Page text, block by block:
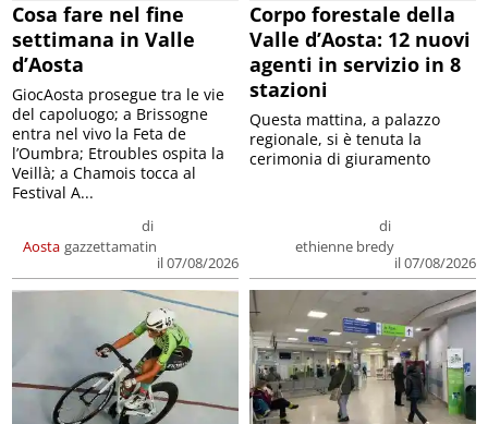
Cosa fare nel fine
settimana in Valle
d’Aosta
Aosta
di
gazzettamatin
il 07/08/2026
GiocAosta prosegue tra le vie
del capoluogo; a Brissogne
entra nel vivo la Feta de
l’Oumbra; Etroubles ospita la
Veillà; a Chamois tocca al
Festival A...
Corpo forestale della
Valle d’Aosta: 12 nuovi
agenti in servizio in 8
stazioni
di
ethienne bredy
il 07/08/2026
Questa mattina, a palazzo
regionale, si è tenuta la
cerimonia di giuramento